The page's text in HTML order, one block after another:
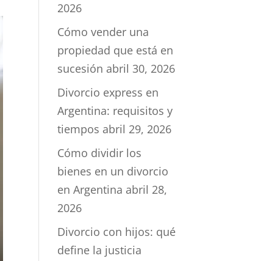
2026
Cómo vender una
propiedad que está en
sucesión abril 30, 2026
Divorcio express en
Argentina: requisitos y
tiempos abril 29, 2026
Cómo dividir los
bienes en un divorcio
en Argentina abril 28,
2026
Divorcio con hijos: qué
define la justicia